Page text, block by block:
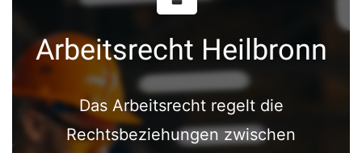
Arbeitsrecht Heilbronn
Das Arbeitsrecht regelt die
Rechtsbeziehungen zwischen